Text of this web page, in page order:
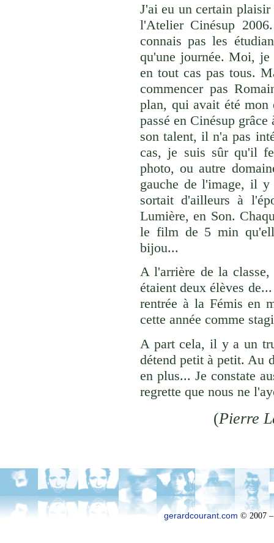
J'ai eu un certain plaisir
l'Atelier Cinésup
connais pas les
qu'une journée. Moi, je
en tout cas pas tous.
commencer pas
plan, qui avait été mon
passé en Cinésup
son talent, il n'a pas
cas, je suis sûr qu'il
photo, ou autre
gauche de l'image, il
sortait d'ailleurs à
Lumière, en Son.
le film de 5 min
bijou...
A l'arrière de la
étaient deux élèves
rentrée à la Fémis en
cette année comme
A part cela, il y a un
détend petit à petit. Au
en plus... Je constate
regrette que nous ne
(Pierre
gerardcourant.com © 2007